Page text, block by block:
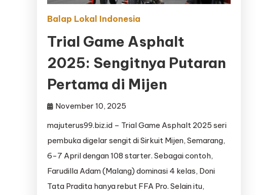
Balap Lokal Indonesia
Trial Game Asphalt
2025: Sengitnya Putaran
Pertama di Mijen
November 10, 2025
majuterus99.biz.id – Trial Game Asphalt 2025 seri
pembuka digelar sengit di Sirkuit Mijen, Semarang,
6-7 April dengan 108 starter. Sebagai contoh,
Farudilla Adam (Malang) dominasi 4 kelas, Doni
Tata Pradita hanya rebut FFA Pro. Selain itu,